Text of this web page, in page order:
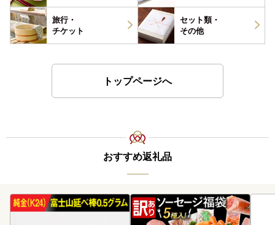
旅行・
チケット
セット類・
その他
トップページへ
おすすめ返礼品